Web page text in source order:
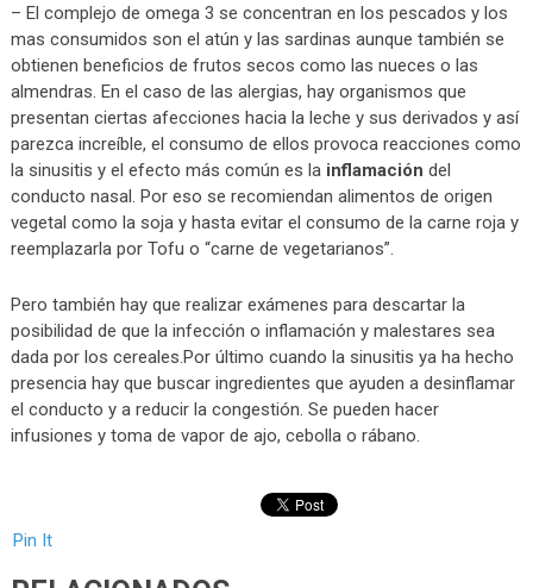
– El complejo de omega 3 se concentran en los pescados y los
mas consumidos son el atún y las sardinas aunque también se
obtienen beneficios de frutos secos como las nueces o las
almendras. En el caso de las alergias, hay organismos que
presentan ciertas afecciones hacia la leche y sus derivados y así
parezca increíble, el consumo de ellos provoca reacciones como
la sinusitis y el efecto más común es la inflamación del
conducto nasal. Por eso se recomiendan alimentos de origen
vegetal como la soja y hasta evitar el consumo de la carne roja y
reemplazarla por Tofu o “carne de vegetarianos”.
Pero también hay que realizar exámenes para descartar la
posibilidad de que la infección o inflamación y malestares sea
dada por los cereales.Por último cuando la sinusitis ya ha hecho
presencia hay que buscar ingredientes que ayuden a desinflamar
el conducto y a reducir la congestión. Se pueden hacer
infusiones y toma de vapor de ajo, cebolla o rábano.
Pin It